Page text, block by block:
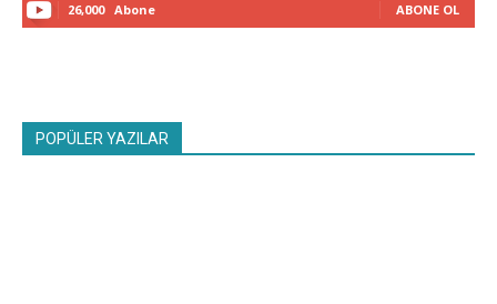
26,000 Abone ABONE OL
POPÜLER YAZILAR